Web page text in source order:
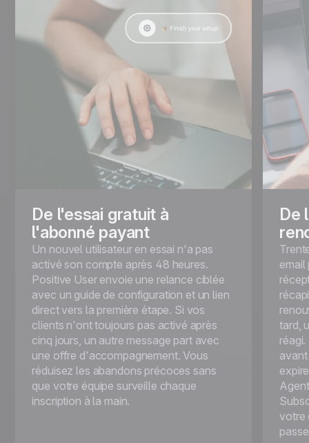
De l'essai gratuit à
l'abonné payant
Un nouvel utilisateur en essai n'a pas
activé son compte après 48 heures.
Positive User envoie une relance ciblée
avec un guide de configuration et un lien
direct vers la première étape. Si vos
clients n'ont toujours pas activé après
cinq jours, un autre message part avec
une offre d'accompagnement. Vous
réduisez les abandons précoces sans
que votre équipe surveille chaque
inscription à la main.
De
email
tard,
votre